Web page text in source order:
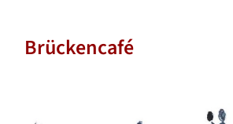
Brückencafé